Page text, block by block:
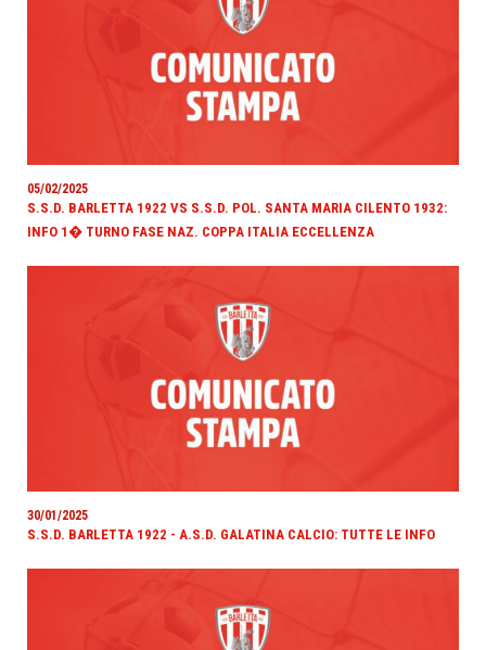
05/02/2025
S.S.D. BARLETTA 1922 VS S.S.D. POL. SANTA MARIA CILENTO 1932:
INFO 1� TURNO FASE NAZ. COPPA ITALIA ECCELLENZA
30/01/2025
S.S.D. BARLETTA 1922 - A.S.D. GALATINA CALCIO: TUTTE LE INFO